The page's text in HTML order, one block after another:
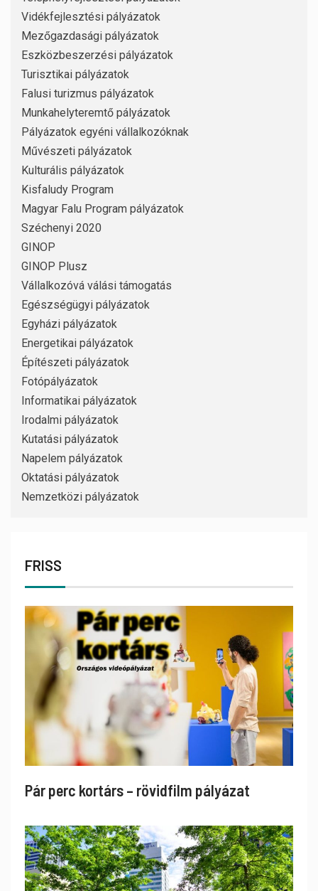
Vidékfejlesztési pályázatok
Mezőgazdasági pályázatok
Eszközbeszerzési pályázatok
Turisztikai pályázatok
Falusi turizmus pályázatok
Munkahelyteremtő pályázatok
Pályázatok egyéni vállalkozóknak
Művészeti pályázatok
Kulturális pályázatok
Kisfaludy Program
Magyar Falu Program pályázatok
Széchenyi 2020
GINOP
GINOP Plusz
Vállalkozóvá válási támogatás
Egészségügyi pályázatok
Egyházi pályázatok
Energetikai pályázatok
Építészeti pályázatok
Fotópályázatok
Informatikai pályázatok
Irodalmi pályázatok
Kutatási pályázatok
Napelem pályázatok
Oktatási pályázatok
Nemzetközi pályázatok
FRISS
Pár perc kortárs – rövidfilm pályázat